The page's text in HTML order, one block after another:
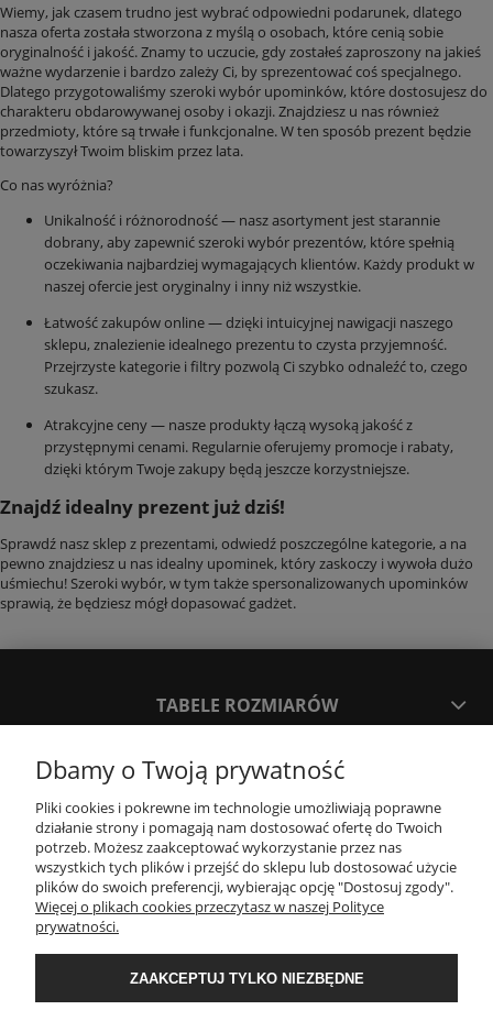
Wiemy, jak czasem trudno jest wybrać odpowiedni podarunek, dlatego
nasza oferta została stworzona z myślą o osobach, które cenią sobie
oryginalność i jakość. Znamy to uczucie, gdy zostałeś zaproszony na jakieś
ważne wydarzenie i bardzo zależy Ci, by sprezentować coś specjalnego.
Dlatego przygotowaliśmy szeroki wybór upominków, które dostosujesz do
charakteru obdarowywanej osoby i okazji. Znajdziesz u nas również
przedmioty, które są trwałe i funkcjonalne. W ten sposób prezent będzie
towarzyszył Twoim bliskim przez lata.
Co nas wyróżnia?
Unikalność i różnorodność — nasz asortyment jest starannie
dobrany, aby zapewnić szeroki wybór prezentów, które spełnią
oczekiwania najbardziej wymagających klientów. Każdy produkt w
naszej ofercie jest oryginalny i inny niż wszystkie.
Łatwość zakupów online — dzięki intuicyjnej nawigacji naszego
sklepu, znalezienie idealnego prezentu to czysta przyjemność.
Przejrzyste kategorie i filtry pozwolą Ci szybko odnaleźć to, czego
szukasz.
Atrakcyjne ceny — nasze produkty łączą wysoką jakość z
przystępnymi cenami. Regularnie oferujemy promocje i rabaty,
dzięki którym Twoje zakupy będą jeszcze korzystniejsze.
Znajdź idealny prezent już dziś!
Sprawdź nasz sklep z prezentami, odwiedź poszczególne kategorie, a na
pewno znajdziesz u nas idealny upominek, który zaskoczy i wywoła dużo
uśmiechu! Szeroki wybór, w tym także spersonalizowanych upominków
sprawią, że będziesz mógł dopasować gadżet.
TABELE ROZMIARÓW
SPOSOBY PŁATNOŚCI ORAZ CZAS I KOSZTY DOSTAWY
KONTAKT
WYMIANA / ZWROTY / REKLAMACJE
REGULAMINY
Dbamy o Twoją prywatność
Pliki cookies i pokrewne im technologie umożliwiają poprawne
działanie strony i pomagają nam dostosować ofertę do Twoich
potrzeb. Możesz zaakceptować wykorzystanie przez nas
wszystkich tych plików i przejść do sklepu lub dostosować użycie
plików do swoich preferencji, wybierając opcję "Dostosuj zgody".
Więcej o plikach cookies przeczytasz w naszej Polityce
prywatności.
ZAAKCEPTUJ TYLKO NIEZBĘDNE